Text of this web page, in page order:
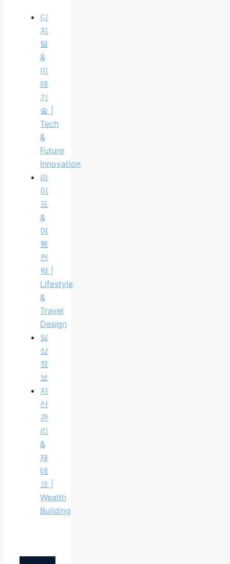
디
지
털
&
미
래
기
술 |
Tech
&
Future
Innovation
라
이
프
&
여
행
전
략 |
Lifestyle
&
Travel
Design
일
상
정
보
자
산
관
리
&
재
테
크 |
Wealth
Building